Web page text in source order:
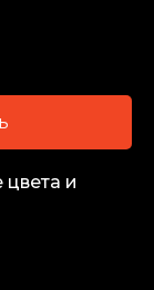
и